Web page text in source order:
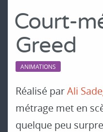
Court-
Greed
ANIMATIONS
Réalisé parAli
métrage met en
quelque peu